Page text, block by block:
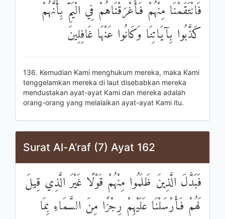
فَانْتَقَمْنَا مِنْهُمْ فَأَغْرَقْنَاهُمْ فِي الْيَمِّ بِأَنَّهُمْ
كَذَّبُوا بِآيَاتِنَا وَكَانُوا عَنْهَا غَافِلِينَ
136. Kemudian Kami menghukum mereka, maka Kami
tenggelamkan mereka di laut disebabkan mereka
mendustakan ayat-ayat Kami dan mereka adalah
orang-orang yang melalaikan ayat-ayat Kami itu.
Surat Al-A’raf (7) Ayat 162
فَبَدَّلَ الَّذِينَ ظَلَمُوا مِنْهُمْ قَوْلًا غَيْرَ الَّذِي قِيلَ
لَهُمْ فَأَرْسَلْنَا عَلَيْهِمْ رِجْزًا مِنَ السَّمَاءِ بِمَا